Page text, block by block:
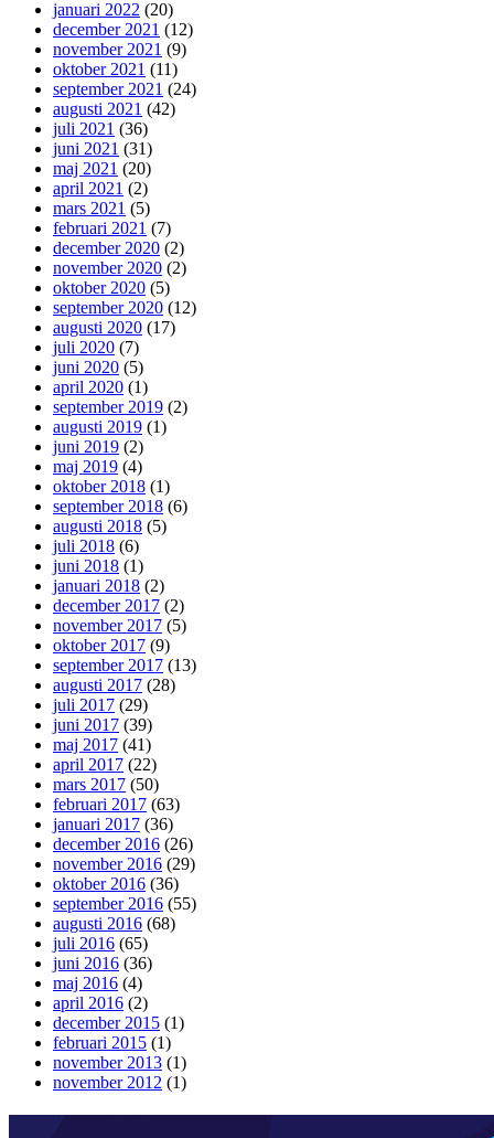
januari 2022 (20)
december 2021 (12)
november 2021 (9)
oktober 2021 (11)
september 2021 (24)
augusti 2021 (42)
juli 2021 (36)
juni 2021 (31)
maj 2021 (20)
april 2021 (2)
mars 2021 (5)
februari 2021 (7)
december 2020 (2)
november 2020 (2)
oktober 2020 (5)
september 2020 (12)
augusti 2020 (17)
juli 2020 (7)
juni 2020 (5)
april 2020 (1)
september 2019 (2)
augusti 2019 (1)
juni 2019 (2)
maj 2019 (4)
oktober 2018 (1)
september 2018 (6)
augusti 2018 (5)
juli 2018 (6)
juni 2018 (1)
januari 2018 (2)
december 2017 (2)
november 2017 (5)
oktober 2017 (9)
september 2017 (13)
augusti 2017 (28)
juli 2017 (29)
juni 2017 (39)
maj 2017 (41)
april 2017 (22)
mars 2017 (50)
februari 2017 (63)
januari 2017 (36)
december 2016 (26)
november 2016 (29)
oktober 2016 (36)
september 2016 (55)
augusti 2016 (68)
juli 2016 (65)
juni 2016 (36)
maj 2016 (4)
april 2016 (2)
december 2015 (1)
februari 2015 (1)
november 2013 (1)
november 2012 (1)